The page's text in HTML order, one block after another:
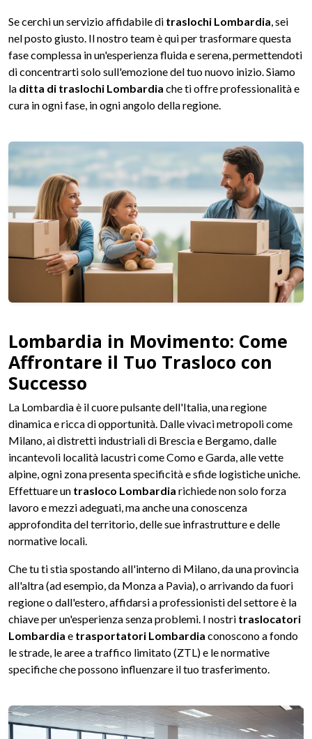
Se cerchi un servizio affidabile di traslochi Lombardia, sei
nel posto giusto. Il nostro team è qui per trasformare questa
fase complessa in un'esperienza fluida e serena, permettendoti
di concentrarti solo sull'emozione del tuo nuovo inizio. Siamo
la ditta di traslochi Lombardia che ti offre professionalità e
cura in ogni fase, in ogni angolo della regione.
Lombardia in Movimento: Come
Affrontare il Tuo Trasloco con
Successo
La Lombardia è il cuore pulsante dell'Italia, una regione
dinamica e ricca di opportunità. Dalle vivaci metropoli come
Milano, ai distretti industriali di Brescia e Bergamo, dalle
incantevoli località lacustri come Como e Garda, alle vette
alpine, ogni zona presenta specificità e sfide logistiche uniche.
Effettuare un trasloco Lombardia richiede non solo forza
lavoro e mezzi adeguati, ma anche una conoscenza
approfondita del territorio, delle sue infrastrutture e delle
normative locali.
Che tu ti stia spostando all'interno di Milano, da una provincia
all'altra (ad esempio, da Monza a Pavia), o arrivando da fuori
regione o dall'estero, affidarsi a professionisti del settore è la
chiave per un'esperienza senza problemi. I nostri traslocatori
Lombardia e trasportatori Lombardia conoscono a fondo
le strade, le aree a traffico limitato (ZTL) e le normative
specifiche che possono influenzare il tuo trasferimento.